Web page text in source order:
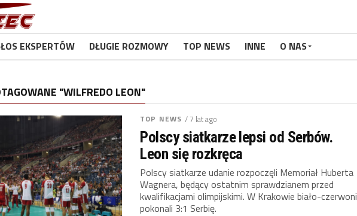
EKSPERTÓW DŁUGIE ROZMOWY TOP NEWS INNE O NAS
"WILFREDO LEON"
TOP NEWS / 7 lat ago
Polscy siatkarze lepsi od Serbów.
Leon się rozkręca
Polscy siatkarze udanie rozpoczęli Memoriał Huberta
Wagnera, będący ostatnim sprawdzianem przed
kwalifikacjami olimpijskimi. W Krakowie biało-czerwoni
pokonali 3:1 Serbię.